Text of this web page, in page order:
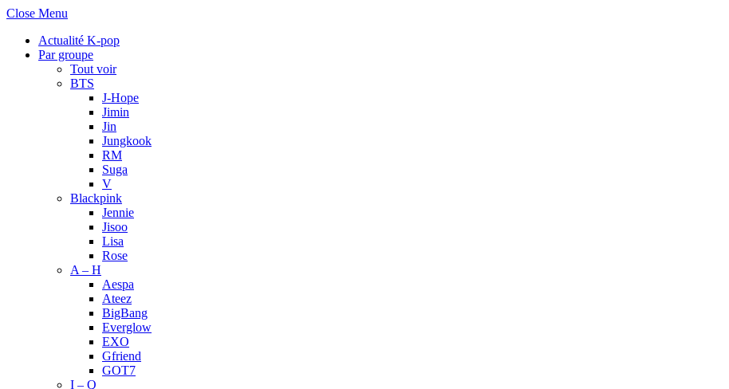
Close Menu
Actualité K-pop
Par groupe
Tout voir
BTS
J-Hope
Jimin
Jin
Jungkook
RM
Suga
V
Blackpink
Jennie
Jisoo
Lisa
Rose
A – H
Aespa
Ateez
BigBang
Everglow
EXO
Gfriend
GOT7
I – Q